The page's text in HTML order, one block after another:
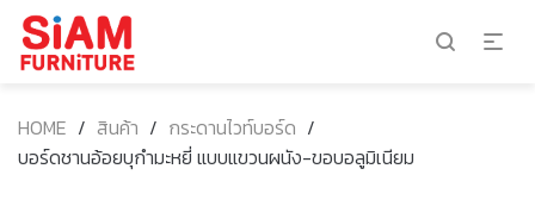
HOME / สินค้า / กระดานไวท์บอร์ด /
บอร์ดชานอ้อยบุกำมะหยี่ แบบแขวนผนัง-ขอบอลูมิเนียม